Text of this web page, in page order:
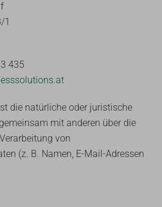
1
435
die natürliche oder juristische
mit anderen über die
von
(z. B. Namen, E-Mail-Adressen